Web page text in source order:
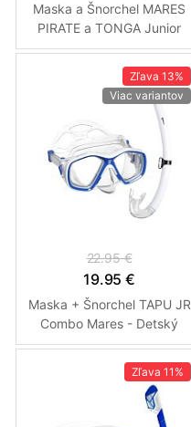
Maska a Šnorchel MARES
PIRATE a TONGA Junior
Set - Detské Ružovo / Bila
Zľava 13%
Viac variantov
22.95 €
19.95 €
Maska + Šnorchel TAPU JR
Combo Mares - Detský
Modrá - Bílá
Zľava 11%